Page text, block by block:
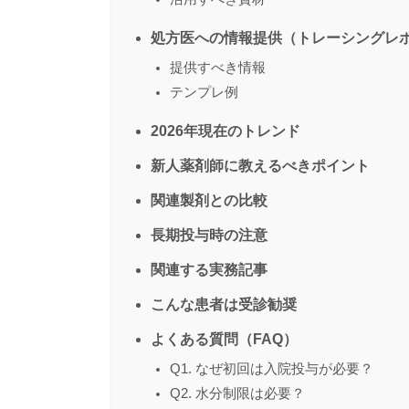
処方医への情報提供（トレーシングレ
提供すべき情報
テンプレ例
2026年現在のトレンド
新人薬剤師に教えるべきポイント
関連製剤との比較
長期投与時の注意
関連する実務記事
こんな患者は受診勧奨
よくある質問（FAQ）
Q1. なぜ初回は入院投与が必要？
Q2. 水分制限は必要？